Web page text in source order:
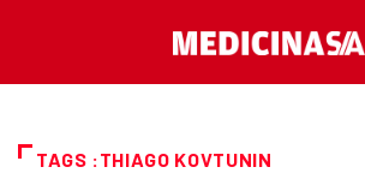
TAGS :THIAGO KOVTUNIN